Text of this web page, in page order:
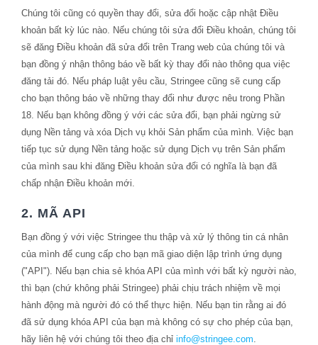
Chúng tôi cũng có quyền thay đổi, sửa đổi hoặc cập nhật Điều
khoản bất kỳ lúc nào. Nếu chúng tôi sửa đổi Điều khoản, chúng tôi
sẽ đăng Điều khoản đã sửa đổi trên Trang web của chúng tôi và
bạn đồng ý nhận thông báo về bất kỳ thay đổi nào thông qua việc
đăng tải đó. Nếu pháp luật yêu cầu, Stringee cũng sẽ cung cấp
cho bạn thông báo về những thay đổi như được nêu trong Phần
18. Nếu bạn không đồng ý với các sửa đổi, bạn phải ngừng sử
dụng Nền tảng và xóa Dịch vụ khỏi Sản phẩm của mình. Việc bạn
tiếp tục sử dụng Nền tảng hoặc sử dụng Dịch vụ trên Sản phẩm
của mình sau khi đăng Điều khoản sửa đổi có nghĩa là bạn đã
chấp nhận Điều khoản mới.
2. MÃ API
Bạn đồng ý với việc Stringee thu thập và xử lý thông tin cá nhân
của mình để cung cấp cho bạn mã giao diện lập trình ứng dụng
("API"). Nếu bạn chia sẻ khóa API của mình với bất kỳ người nào,
thì bạn (chứ không phải Stringee) phải chịu trách nhiệm về mọi
hành động mà người đó có thể thực hiện. Nếu bạn tin rằng ai đó
đã sử dụng khóa API của bạn mà không có sự cho phép của bạn,
hãy liên hệ với chúng tôi theo địa chỉ info@stringee.com.